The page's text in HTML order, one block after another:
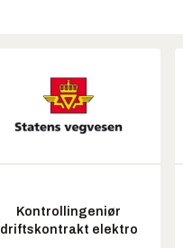
Kontrollingeniør
driftskontrakt elektro